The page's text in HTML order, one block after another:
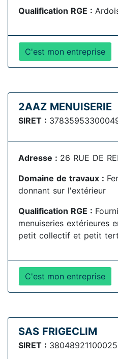
Qualification RGE :
C'est mon entreprise
2AAZ MENUISERIE
SIRET :
Adresse : 26 RUE DE
Domaine de travaux :
donnant sur l'extérieur
Qualification RGE :
menuiseries extérieures
petit collectif et petit
C'est mon entreprise
SAS FRIGECLIM
SIRET : 38048921100025